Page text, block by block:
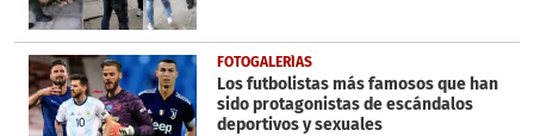
FOTOGALERÍAS
Los futbolistas más famosos que han
sido protagonistas de escándalos
deportivos y sexuales